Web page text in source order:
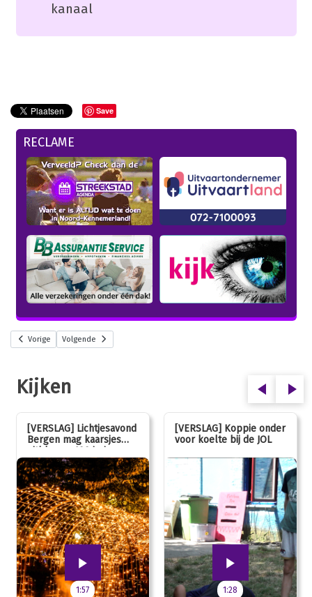
kanaal
Save
RECLAME
Vorige Volgende
Kijken
[VERSLAG] Lichtjesavond
Bergen mag kaarsjes
uitblazen: 100 jarig
jubileum!
1:57
[VERSLAG] Koppie onder
voor koelte bij de JOL
1:28